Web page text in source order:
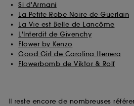
Si d'Armani
La Petite Robe Noire de Guerlain
La Vie est Belle de Lancôme
L'Interdit de Givenchy
Flower by Kenzo
Good Girl de Carolina Herrera
Flowerbomb de Viktor & Rolf
Il reste encore de nombreuses